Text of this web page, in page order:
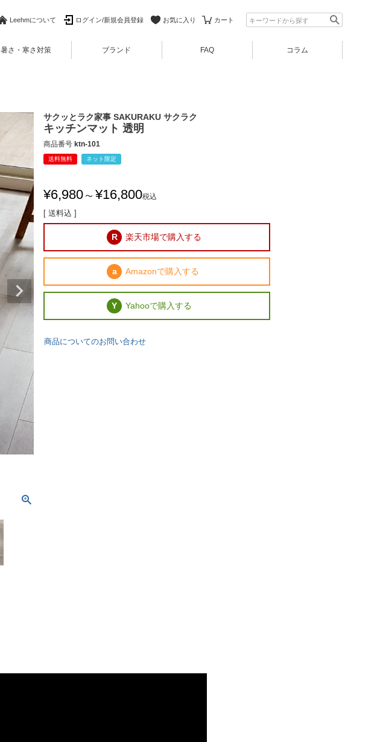
Leehmについて ログイン/新規会員登録 お気に入り カート
暑さ・寒さ対策 ブランド FAQ コラム
サクッとラク家事 SAKURAKU サクラク
キッチンマット 透明
商品番号 ktn-101
送料無料 ネット限定
¥6,980 〜 ¥16,800税込
送料込
楽天市場で購入する
Yahooで購入する
Amazonで購入する
商品についてのお問い合わせ